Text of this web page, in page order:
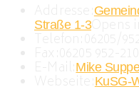
Addresse:
Straße 1-3Opens
E-Mail:Mike
Webseite:KuSG-